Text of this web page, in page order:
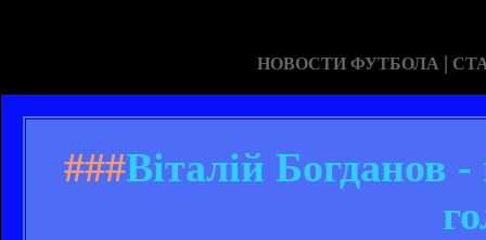
НОВОСТИ ФУТБОЛА |
###Віталій